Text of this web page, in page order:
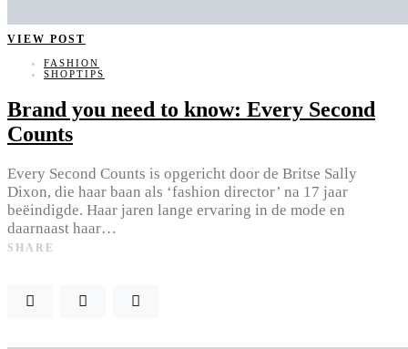
VIEW POST
FASHION
SHOPTIPS
Brand you need to know: Every Second
Counts
Every Second Counts is opgericht door de Britse Sally
Dixon, die haar baan als ‘fashion director’ na 17 jaar
beëindigde. Haar jaren lange ervaring in de mode en
daarnaast haar…
SHARE